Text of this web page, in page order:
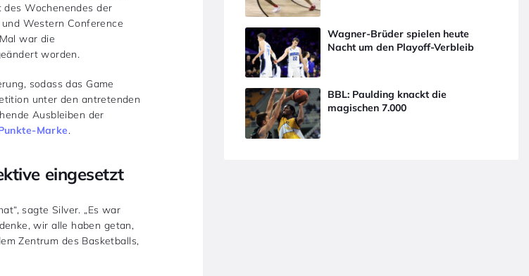
Wochenendes der
Western Conference
war die
worden.
sodass das Game
unter den antretenden
Ausbleiben der
Marke.
eingesetzt
sagte Silver. „Es war
wir alle haben getan,
Zentrum des Basketballs,
Wagner-Brüder spielen heute
Nacht um den Playoff-Verbleib
BBL: Paulding knackt die
magischen 7.000